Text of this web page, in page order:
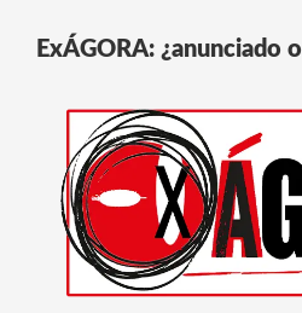
ExÁGORA: ¿anunciado